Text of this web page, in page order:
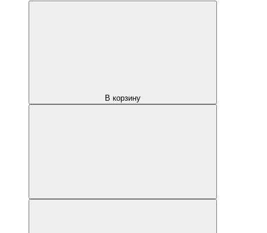
В корзину